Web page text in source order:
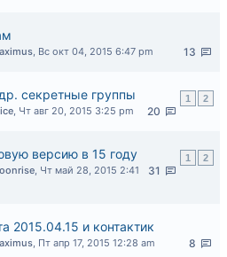
13
, Вс окт 04, 2015 6:47 pm
секретные группы 1 2
20
, Чт авг 20, 2015 3:25 pm
версию в 15 году 1 2
31
, Чт май 28, 2015 2:41
2015.04.15 и контактик
8
, Пт апр 17, 2015 12:28 am